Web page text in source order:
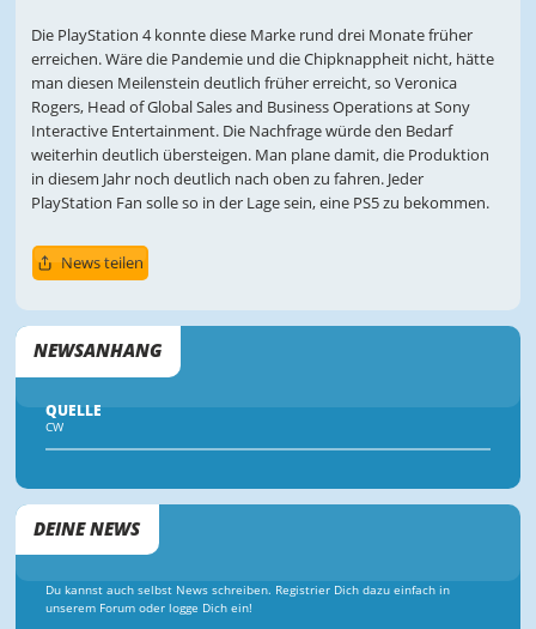
Die PlayStation 4 konnte diese Marke rund drei Monate früher
erreichen. Wäre die Pandemie und die Chipknappheit nicht, hätte
man diesen Meilenstein deutlich früher erreicht, so Veronica
Rogers, Head of Global Sales and Business Operations at Sony
Interactive Entertainment. Die Nachfrage würde den Bedarf
weiterhin deutlich übersteigen. Man plane damit, die Produktion
in diesem Jahr noch deutlich nach oben zu fahren. Jeder
PlayStation Fan solle so in der Lage sein, eine PS5 zu bekommen.
News teilen
NEWSANHANG
QUELLE
CW
DEINE NEWS
Du kannst auch selbst News schreiben. Registrier Dich dazu einfach in
unserem Forum oder logge Dich ein!